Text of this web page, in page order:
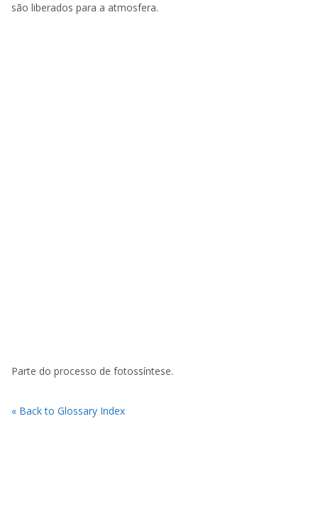
são liberados para a atmosfera.
Parte do processo de fotossíntese.
« Back to Glossary Index